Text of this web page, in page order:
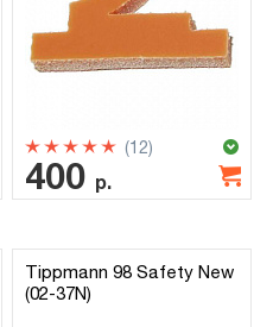
(12)
400 р.
Tippmann 98 Safety New
(02-37N)